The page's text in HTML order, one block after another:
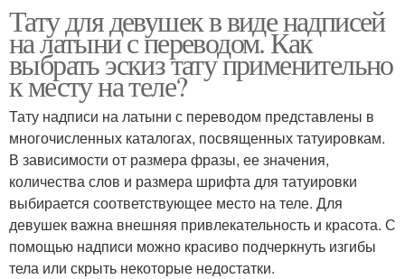
Тату для девушек в виде надписей
на латыни с переводом. Как
выбрать эскиз тату применительно
к месту на теле?
Тату надписи на латыни с переводом представлены в
многочисленных каталогах, посвященных татуировкам.
В зависимости от размера фразы, ее значения,
количества слов и размера шрифта для татуировки
выбирается соответствующее место на теле. Для
девушек важна внешняя привлекательность и красота. С
помощью надписи можно красиво подчеркнуть изгибы
тела или скрыть некоторые недостатки.